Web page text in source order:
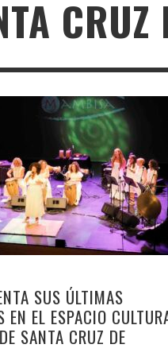
LA IV
Y QUÍMICA
CRUZ
SUS ÚLTIMAS
EN EL ESPACIO
SANTA CRUZ DE